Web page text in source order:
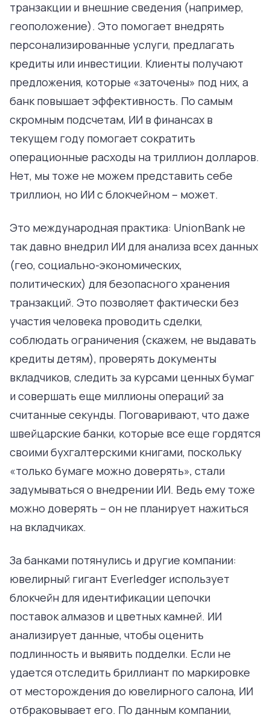
транзакции и внешние сведения (например,
геоположение). Это помогает внедрять
персонализированные услуги, предлагать
кредиты или инвестиции. Клиенты получают
предложения, которые «заточены» под них, а
банк повышает эффективность. По самым
скромным подсчетам, ИИ в финансах в
текущем году помогает сократить
операционные расходы на триллион долларов.
Нет, мы тоже не можем представить себе
триллион, но ИИ с блокчейном – может.
Это международная практика: UnionBank не
так давно внедрил ИИ для анализа всех данных
(гео, социально-экономических,
политических) для безопасного хранения
транзакций. Это позволяет фактически без
участия человека проводить сделки,
соблюдать ограничения (скажем, не выдавать
кредиты детям), проверять документы
вкладчиков, следить за курсами ценных бумаг
и совершать еще миллионы операций за
считанные секунды. Поговаривают, что даже
швейцарские банки, которые все еще гордятся
своими бухгалтерскими книгами, поскольку
«только бумаге можно доверять», стали
задумываться о внедрении ИИ. Ведь ему тоже
можно доверять – он не планирует нажиться
на вкладчиках.
За банками потянулись и другие компании:
ювелирный гигант Everledger использует
блокчейн для идентификации цепочки
поставок алмазов и цветных камней. ИИ
анализирует данные, чтобы оценить
подлинность и выявить подделки. Если не
удается отследить бриллиант по маркировке
от месторождения до ювелирного салона, ИИ
отбраковывает его. По данным компании,